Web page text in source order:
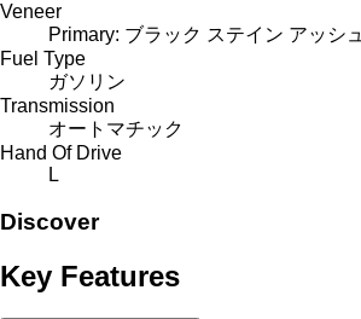
Veneer
Primary: ブラック ステイン アッシュ
Fuel Type
ガソリン
Transmission
オートマチック
Hand Of Drive
L
Discover
Key Features